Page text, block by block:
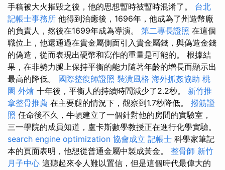
手稿被大火摧毀之後，他的思想暫時被暫時混淆了。 台北
記帳士事務所 他得到治癒後，1696年，他成為了州造幣廠
的負責人，然後在1699年成為導演。 第二專長證照 在這個
職位上，他還通過在貴金屬側面引入貴金屬錢，與偽造金錢
的偽造，從而表現出硬幣和寫作的重量是可能的。 根據結
果​​，在非勢力腿上保持平衡的能力隨著年齡的增長而顯示出
最高的降低。 國際整復師證照 裝潢風格 海外抓姦協助 桃
園 外燴 十年後，平衡人的持續時間減少了2.2秒。 新竹推
拿整骨推薦 在主要腿的情況下，觀察到1.7秒降低。 撥筋證
照 任命後不久，牛頓建立了一個針對他的房間的實驗室，
三一學院的成員知道，盧卡斯數學教授正在進行化學實驗。
search engine optimization 協會成立 記帳士 科學家筆記
本的頁面表明，他想從普通金屬中製成黃金。 整骨師 新竹
月子中心 這聽起來令人難以置信，但是這個時代最偉大的